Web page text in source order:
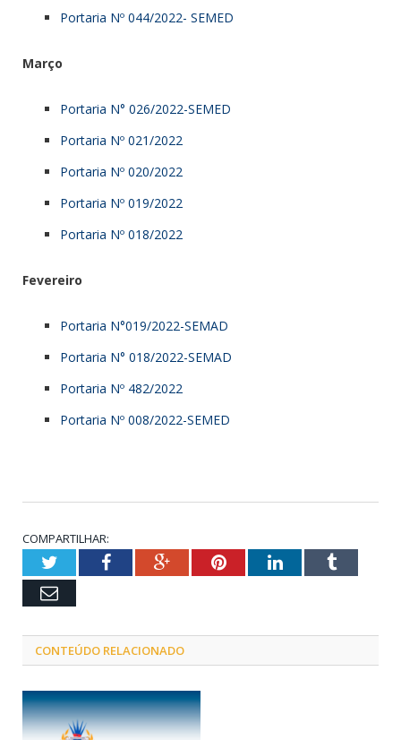
Portaria Nº 044/2022- SEMED
Março
Portaria N° 026/2022-SEMED
Portaria Nº 021/2022
Portaria Nº 020/2022
Portaria Nº 019/2022
Portaria Nº 018/2022
Fevereiro
Portaria N°019/2022-SEMAD
Portaria N° 018/2022-SEMAD
Portaria Nº 482/2022
Portaria Nº 008/2022-SEMED
COMPARTILHAR:
TwitterFacebookGoogle+PinterestLinkedInTumblr
Email
CONTEÚDO RELACIONADO